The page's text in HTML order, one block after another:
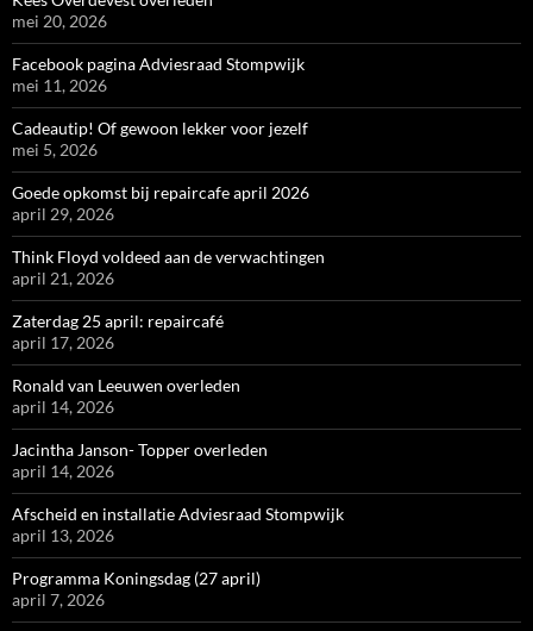
mei 20, 2026
Facebook pagina Adviesraad Stompwijk
mei 11, 2026
Cadeautip! Of gewoon lekker voor jezelf
mei 5, 2026
Goede opkomst bij repaircafe april 2026
april 29, 2026
Think Floyd voldeed aan de verwachtingen
april 21, 2026
Zaterdag 25 april: repaircafé
april 17, 2026
Ronald van Leeuwen overleden
april 14, 2026
Jacintha Janson- Topper overleden
april 14, 2026
Afscheid en installatie Adviesraad Stompwijk
april 13, 2026
Programma Koningsdag (27 april)
april 7, 2026